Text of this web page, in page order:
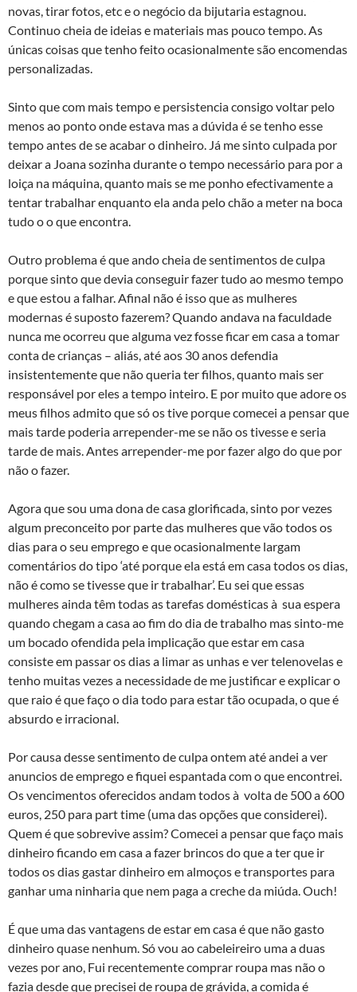
novas, tirar fotos, etc e o negócio da bijutaria estagnou.
Continuo cheia de ideias e materiais mas pouco tempo. As
únicas coisas que tenho feito ocasionalmente são encomendas
personalizadas.
Sinto que com mais tempo e persistencia consigo voltar pelo
menos ao ponto onde estava mas a dúvida é se tenho esse
tempo antes de se acabar o dinheiro. Já me sinto culpada por
deixar a Joana sozinha durante o tempo necessário para por a
loiça na máquina, quanto mais se me ponho efectivamente a
tentar trabalhar enquanto ela anda pelo chão a meter na boca
tudo o o que encontra.
Outro problema é que ando cheia de sentimentos de culpa
porque sinto que devia conseguir fazer tudo ao mesmo tempo
e que estou a falhar. Afinal não é isso que as mulheres
modernas é suposto fazerem? Quando andava na faculdade
nunca me ocorreu que alguma vez fosse ficar em casa a tomar
conta de crianças – aliás, até aos 30 anos defendia
insistentemente que não queria ter filhos, quanto mais ser
responsável por eles a tempo inteiro. E por muito que adore os
meus filhos admito que só os tive porque comecei a pensar que
mais tarde poderia arrepender-me se não os tivesse e seria
tarde de mais. Antes arrepender-me por fazer algo do que por
não o fazer.
Agora que sou uma dona de casa glorificada, sinto por vezes
algum preconceito por parte das mulheres que vão todos os
dias para o seu emprego e que ocasionalmente largam
comentários do tipo ‘até porque ela está em casa todos os dias,
não é como se tivesse que ir trabalhar’. Eu sei que essas
mulheres ainda têm todas as tarefas domésticas à sua espera
quando chegam a casa ao fim do dia de trabalho mas sinto-me
um bocado ofendida pela implicação que estar em casa
consiste em passar os dias a limar as unhas e ver telenovelas e
tenho muitas vezes a necessidade de me justificar e explicar o
que raio é que faço o dia todo para estar tão ocupada, o que é
absurdo e irracional.
Por causa desse sentimento de culpa ontem até andei a ver
anuncios de emprego e fiquei espantada com o que encontrei.
Os vencimentos oferecidos andam todos à volta de 500 a 600
euros, 250 para part time (uma das opções que considerei).
Quem é que sobrevive assim? Comecei a pensar que faço mais
dinheiro ficando em casa a fazer brincos do que a ter que ir
todos os dias gastar dinheiro em almoços e transportes para
ganhar uma ninharia que nem paga a creche da miúda. Ouch!
É que uma das vantagens de estar em casa é que não gasto
dinheiro quase nenhum. Só vou ao cabeleireiro uma a duas
vezes por ano, Fui recentemente comprar roupa mas não o
fazia desde que precisei de roupa de grávida, a comida é